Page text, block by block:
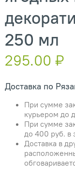
250 мл
295.00 ₽
Доставка по
При сумме
курьером до
При сумме
до 400 руб. в
Доставка в